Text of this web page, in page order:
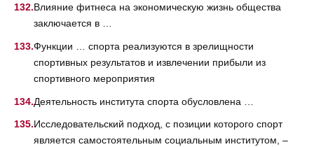
Влияние фитнеса на экономическую жизнь общества
заключается в …
Функции … спорта реализуются в зрелищности
спортивных результатов и извлечении прибыли из
спортивного мероприятия
Деятельность института спорта обусловлена …
Исследовательский подход, с позиции которого спорт
является самостоятельным социальным институтом, –